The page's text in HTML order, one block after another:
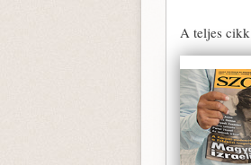
A teljes cikk